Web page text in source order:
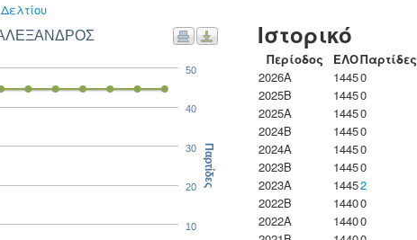
ΑΛΕΞΑΝΔΡΟΣ
10
20
30
40
50
Παρτίδες
Ιστορικό
Περίοδος ΕΛΟΠαρτίδες
2026A
14450
2025B
14450
2025A
14450
2024B
14450
2024A
14450
2023B
14450
2023Α
14452
2022B
14400
2022A
14400